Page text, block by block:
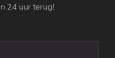
24 uur terug!